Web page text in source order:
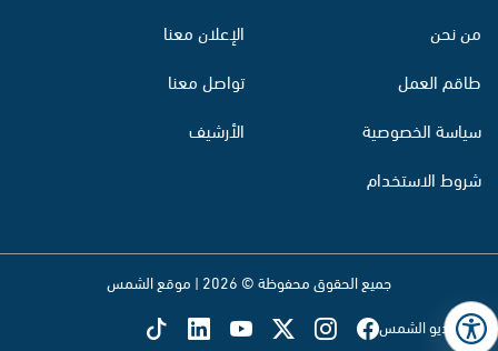
من نحن
طاقم العمل
سياسة الخصوصية
شروط الاستخدام
الإعلان معنا
تواصل معنا
الأرشيف
جميع الحقوق محفوظة © 2026 | موقع الشمس
تابع راديو الشمس